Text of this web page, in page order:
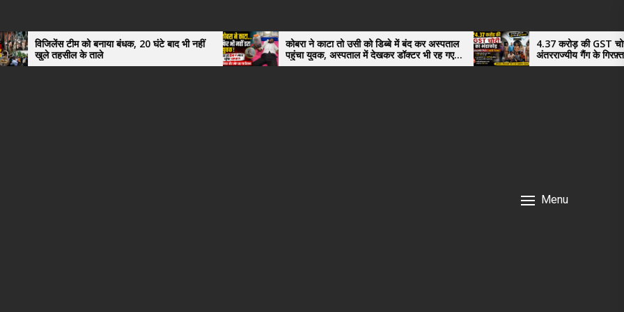
को बनाया बंधक, 20 घंटे बाद भी नहीं
के ताले
कोबरा ने काटा तो उसी को डिब्बे में बंद कर अस्पताल
पहुंचा युवक, अस्पताल में देखकर डॉक्टर भी रह गए
हैरान
4.37 करोड़ की GST चोरी का भंडाफोड़,
अंतरराज्यीय गैंग के गिरफ़्तार तीनो आरोपी
नगर के, साइबर ठगी छोड़ अपनाया नया तरी
Menu